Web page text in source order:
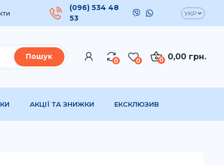
(096) 534 48
53
УКР
Пошук 0 0 0,00 грн.
0
АКЦІЇ ТА ЗНИЖКИ ЕКСКЛЮЗИВ